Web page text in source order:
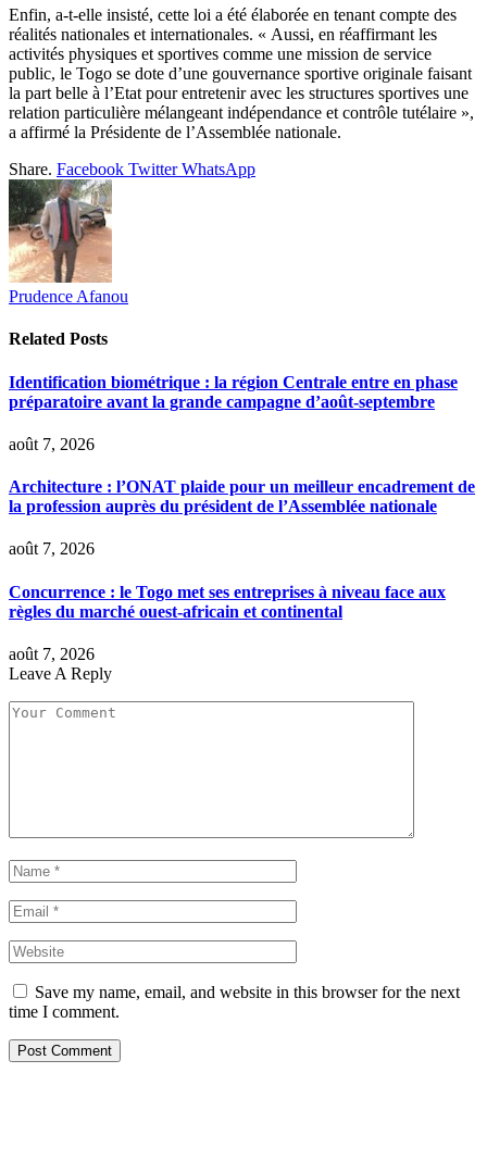
Enfin, a-t-elle insisté, cette loi a été élaborée en tenant compte des
réalités nationales et internationales. « Aussi, en réaffirmant les
activités physiques et sportives comme une mission de service
public, le Togo se dote d’une gouvernance sportive originale faisant
la part belle à l’Etat pour entretenir avec les structures sportives une
relation particulière mélangeant indépendance et contrôle tutélaire »,
a affirmé la Présidente de l’Assemblée nationale.
Share. Facebook Twitter WhatsApp
Prudence Afanou
Related Posts
Identification biométrique : la région Centrale entre en phase
préparatoire avant la grande campagne d’août-septembre
août 7, 2026
Architecture : l’ONAT plaide pour un meilleur encadrement de
la profession auprès du président de l’Assemblée nationale
août 7, 2026
Concurrence : le Togo met ses entreprises à niveau face aux
règles du marché ouest-africain et continental
août 7, 2026
Leave A Reply
Save my name, email, and website in this browser for the next
time I comment.